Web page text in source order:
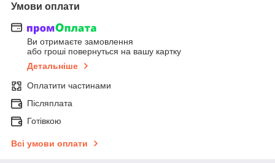
Умови оплати
Ви отримаєте замовлення
або гроші повернуться на вашу картку
Детальніше
Оплатити частинами
Післяплата
Готівкою
Всі умови оплати